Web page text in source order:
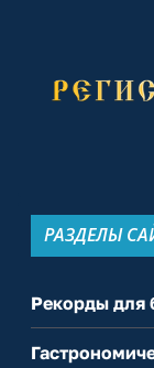
РАЗДЕЛЫ
Рекорды для